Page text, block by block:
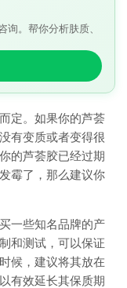
。帮你分析肤质、
定。如果你的芦荟
有变质或者变得很
的芦荟胶已经过期
霉了，那么建议你
一些知名品牌的产
和测试，可以保证
候，建议将其放在
有效延长其保质期